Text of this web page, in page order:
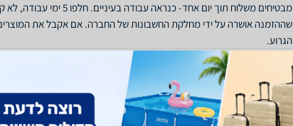
מבטיחים משלוח תוך יום
שההזמנה אושרה על ידי מחלקת החשבונות של החברה. אם אקבל את
הגרוע.
חוות הדעת עזרה לכם?